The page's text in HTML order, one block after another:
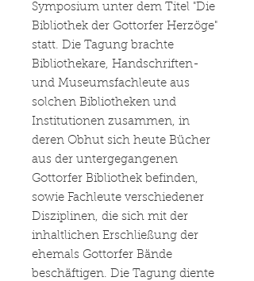
Symposium unter dem Titel "Die
Bibliothek der Gottorfer Herzöge"
statt. Die Tagung brachte
Bibliothekare, Handschriften-
und Museumsfachleute aus
solchen Bibliotheken und
Institutionen zusammen, in
deren Obhut sich heute Bücher
aus der untergegangenen
Gottorfer Bibliothek befinden,
sowie Fachleute verschiedener
Disziplinen, die sich mit der
inhaltlichen Erschließung der
ehemals Gottorfer Bände
beschäftigen. Die Tagung diente